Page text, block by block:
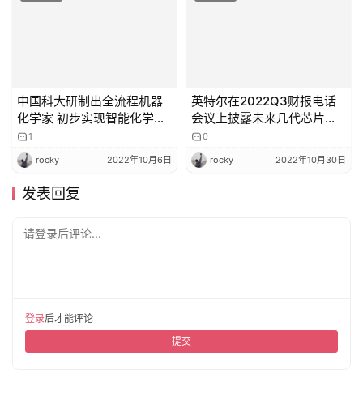
中国科大研制出全流程机器
化学家 初步实现智能化学范
式1
rocky 2022年10月6日
英特尔在2022Q3财报电话
会议上披露未来几代芯片规
划进展
0
rocky 2022年10月30日
发表回复
请登录后评论...
登录后才能评论
提交